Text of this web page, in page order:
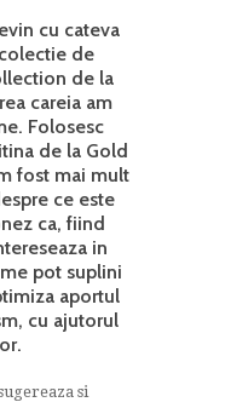
cu cateva
de
de la
careia am
Folosesc
de la Gold
fost mai mult
ce este
ca, fiind
in
pot suplini
aportul
cu ajutorul
si